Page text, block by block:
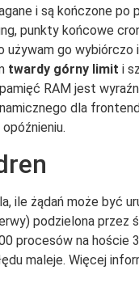
i są kończone
punkty końcowe
używam go wybiórczo
twardy górny limit i
RAM jest
dla
ile żądań może być
podzielona przez
procesów na
maleje. Więcej